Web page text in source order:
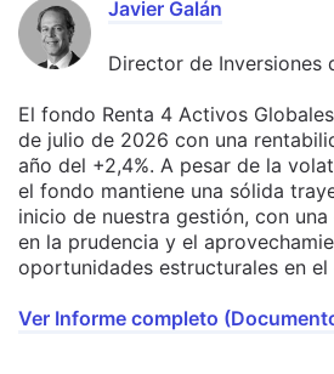
Javier Galán
Director de Inversiones
El fondo Renta 4 Activos
de julio de 2026 con una
año del +2,4%. A pesar de la
el fondo mantiene una sólida
inicio de nuestra gestión, con
en la prudencia y el
oportunidades estructurales en
Ver Informe completo